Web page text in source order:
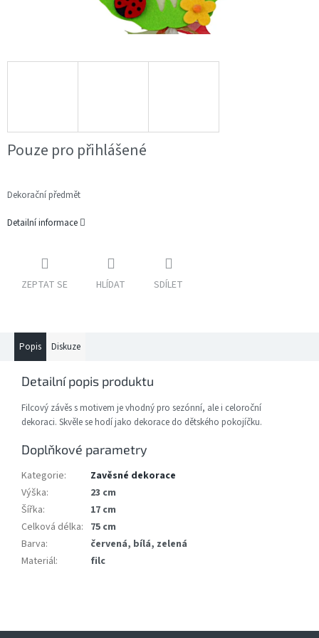
Pouze pro přihlášené
Dekorační předmět
Detailní informace
ZEPTAT SE HLÍDAT SDÍLET
Popis Diskuze
Detailní popis produktu
Filcový závěs s motivem je vhodný pro sezónní, ale i celoroční
dekoraci. Skvěle se hodí jako dekorace do dětského pokojíčku.
Doplňkové parametry
Kategorie:
Zavěsné dekorace
Výška:
23 cm
Šířka:
17 cm
Celková délka: 75 cm
Barva:
červená, bílá, zelená
Materiál: filc